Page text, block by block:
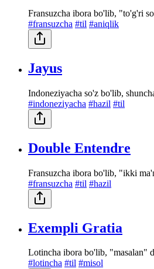
Fransuzcha ibora bo'lib, "to'g'ri
#fransuzcha #til #aniqlik
Jayus
Indoneziyacha so'z bo'lib,
#indoneziyacha #hazil #til
Double Entendre
Fransuzcha ibora bo'lib, "ikki
#fransuzcha #til #hazil
Exempli Gratia
Lotincha ibora bo'lib, "masalan"
#lotincha #til #misol